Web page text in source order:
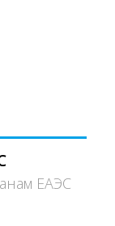
ЕАЭС